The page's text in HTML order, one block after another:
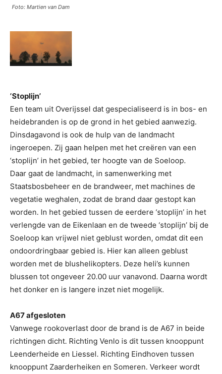
Foto: Martien van Dam
‘Stoplijn’
Een team uit Overijssel dat gespecialiseerd is in bos- en
heidebranden is op de grond in het gebied aanwezig.
Dinsdagavond is ook de hulp van de landmacht
ingeroepen. Zij gaan helpen met het creëren van een
‘stoplijn’ in het gebied, ter hoogte van de Soeloop.
Daar gaat de landmacht, in samenwerking met
Staatsbosbeheer en de brandweer, met machines de
vegetatie weghalen, zodat de brand daar gestopt kan
worden. In het gebied tussen de eerdere ‘stoplijn’ in het
verlengde van de Eikenlaan en de tweede ‘stoplijn’ bij de
Soeloop kan vrijwel niet geblust worden, omdat dit een
ondoordringbaar gebied is. Hier kan alleen geblust
worden met de blushelikopters. Deze heli’s kunnen
blussen tot ongeveer 20.00 uur vanavond. Daarna wordt
het donker en is langere inzet niet mogelijk.
A67 afgesloten
Vanwege rookoverlast door de brand is de A67 in beide
richtingen dicht. Richting Venlo is dit tussen knooppunt
Leenderheide en Liessel. Richting Eindhoven tussen
knooppunt Zaarderheiken en Someren. Verkeer wordt